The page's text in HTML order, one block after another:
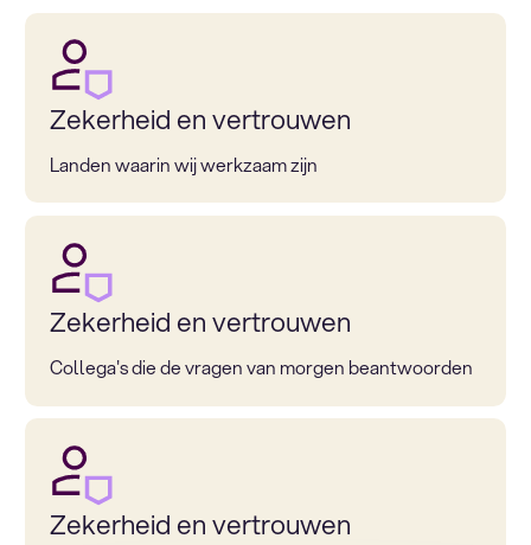
Zekerheid en vertrouwen
Landen waarin wij werkzaam zijn
Zekerheid en vertrouwen
Collega's die de vragen van morgen beantwoorden
Zekerheid en vertrouwen